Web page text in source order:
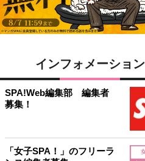
インフォメーション
SPA!Web編集部 編集者
募集！
「女子SPA！」のフリーラ